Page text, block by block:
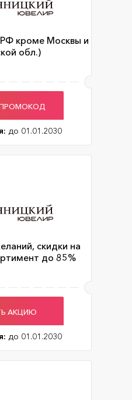
кроме Москвы и
обл.)
до 01.01.2030
скидки на
до 85%
АКЦИЮ
до 01.01.2030